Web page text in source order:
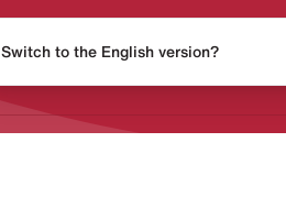
Release
Switch to the English version?